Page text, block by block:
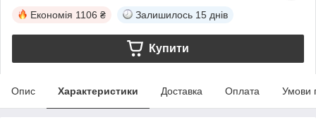
Економія 1106 ₴ Залишилось 15 днів
Купити
Опис Характеристики Доставка Оплата Умови